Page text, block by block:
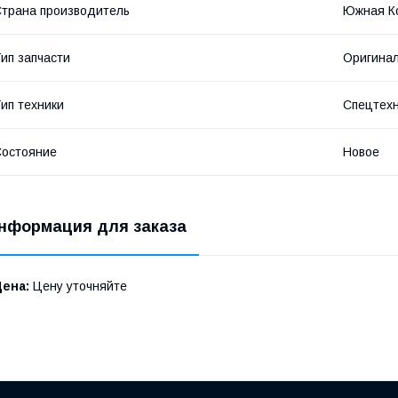
производитель Южная
запчасти Оригинал
техники
Новое
для заказа
Цену уточняйте